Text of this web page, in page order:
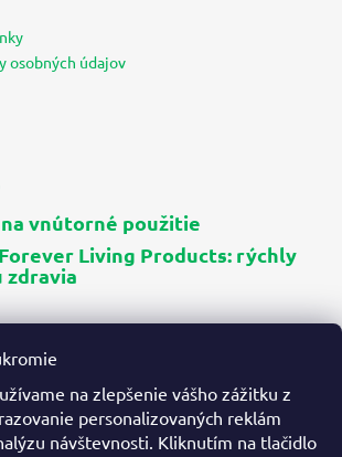
na zlepšenie vášho zážitku z
personalizovaných reklám
návštevnosti. Kliknutím na tlačidlo
osobných údajov
vnútorné použitie
Living Products: rýchly
zdravia